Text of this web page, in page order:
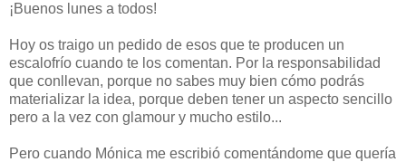
¡Buenos lunes a todos!
Hoy os traigo un pedido de esos que te producen un
escalofrío cuando te los comentan. Por la responsabilidad
que conllevan, porque no sabes muy bien cómo podrás
materializar la idea, porque deben tener un aspecto sencillo
pero a la vez con glamour y mucho estilo...
Pero cuando Mónica me escribió comentándome que quería